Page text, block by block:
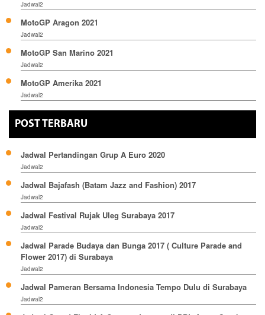
Jadwal2
MotoGP Aragon 2021
Jadwal2
MotoGP San Marino 2021
Jadwal2
MotoGP Amerika 2021
Jadwal2
POST TERBARU
Jadwal Pertandingan Grup A Euro 2020
Jadwal2
Jadwal Bajafash (Batam Jazz and Fashion) 2017
Jadwal2
Jadwal Festival Rujak Uleg Surabaya 2017
Jadwal2
Jadwal Parade Budaya dan Bunga 2017 ( Culture Parade and
Flower 2017) di Surabaya
Jadwal2
Jadwal Pameran Bersama Indonesia Tempo Dulu di Surabaya
Jadwal2